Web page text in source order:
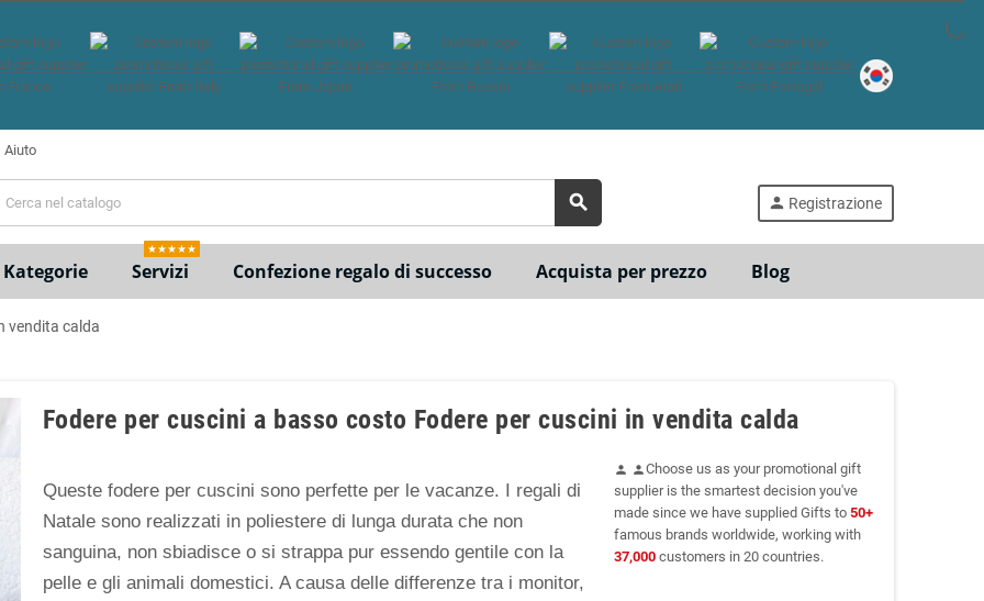
Aiuto
search person Registrazione
Kategorie Servizi
★★★★★
Confezione regalo di successo Acquista per prezzo Blog
vendita calda
Fodere per cuscini a basso costo Fodere per cuscini in vendita calda
Queste fodere per cuscini sono perfette per le vacanze. I regali di
Natale sono realizzati in poliestere di lunga durata che non
sanguina, non sbiadisce o si strappa pur essendo gentile con la
pelle e gli animali domestici. A causa delle differenze tra i monitor,
person personChoose us as your promotional gift
supplier is the smartest decision you've
made since we have supplied Gifts to 50+
famous brands worldwide, working with
37,000customers in 20 countries.